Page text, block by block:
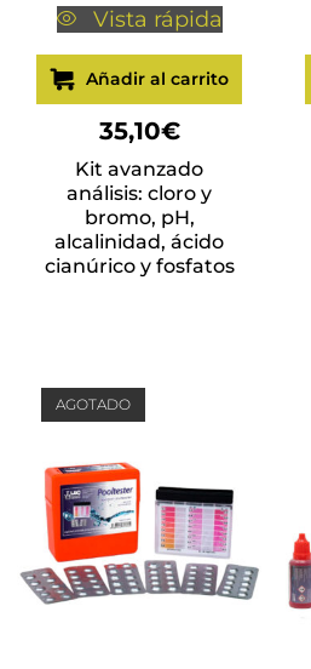
Vista rápida
Añadir al carrito
35,10€
Kit avanzado
análisis: cloro y
bromo, pH,
alcalinidad, ácido
cianúrico y fosfatos
AGOTADO